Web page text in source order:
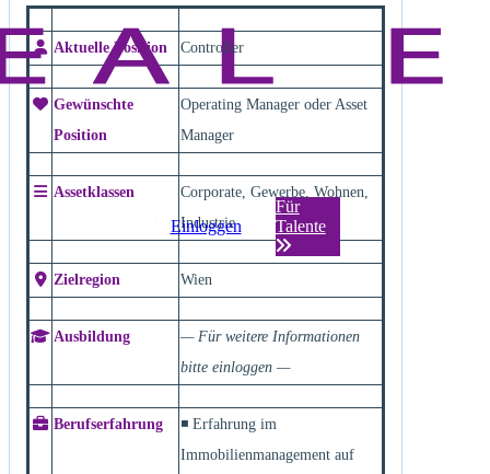
Einloggen
Für
Talente
Aktuelle Position Controller
Gewünschte
Position
Operating Manager oder Asset
Manager
Assetklassen
Corporate, Gewerbe, Wohnen,
Industrie
Zielregion Wien
Ausbildung
— Für weitere Informationen
bitte einloggen —
Berufserfahrung
◾ Erfahrung im
Immobilienmanagement auf